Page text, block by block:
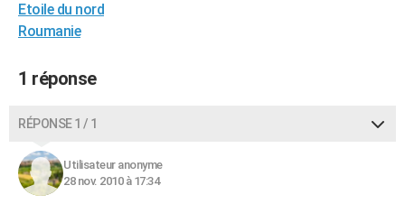
Destinations
City break
Voyage nature
Voyage de noces
Forum
Climat
+PHOTO
BONS PLANS
CARTE DE VOEUX
Carte de Noël
Carte Bonne année
Carte Saint-Valentin
Carte Pâques
Carte d'anniversaire
DICTIONNAIRE
Dictionnaire
Biographies
Citations
Expressions
Proverbes
Etoile du nord
Roumanie
1 réponse
RÉPONSE 1 / 1
Utilisateur anonyme
28 nov. 2010 à 17:34